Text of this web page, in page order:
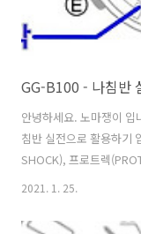
GG-B100 - 나침반
안녕하세요. 노마쟁이
침반 실전으로 활용하기
SHOCK), 프로트렉
기본적인 정보를 포함하
부터 다루었어야 했는데,
2021. 1. 25.